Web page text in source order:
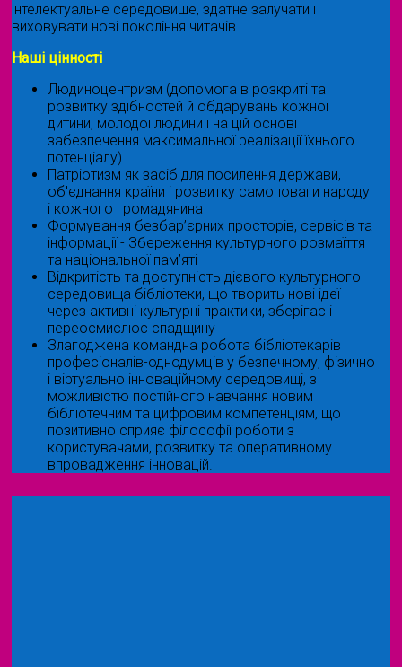
інтелектуальне середовище, здатне залучати і
виховувати нові покоління читачів.
Наші цінності
Людиноцентризм (допомога в розкриті та
розвитку здібностей й обдарувань кожної
дитини, молодої людини і на цій основі
забезпечення максимальної реалізації їхнього
потенціалу)
Патріотизм як засіб для посилення держави,
об'єднання країни і розвитку самоповаги народу
і кожного громадянина
Формування безбар’єрних просторів, сервісів та
інформації - Збереження культурного розмаїття
та національної пам’яті
Відкритість та доступність дієвого культурного
середовища бібліотеки, що творить нові ідеї
через активні культурні практики, зберігає і
переосмислює спадщину
Злагоджена командна робота бібліотекарів
професіоналів-однодумців у безпечному, фізично
і віртуально інноваційному середовищі, з
можливістю постійного навчання новим
бібліотечним та цифровим компетенціям, що
позитивно сприяє філософії роботи з
користувачами, розвитку та оперативному
впровадження інновацій.